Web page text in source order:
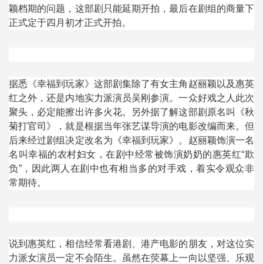
颖档期的问题，这部剧只能延期开拍，最后在剧组的商量下
正式定于四月初才正式开拍。
据悉《幸福到玩家》这部剧集除了有女主角赵丽颖以及惠英
红之外，还是内地实力派演员吴刚参演。一众好戏之人此次
聚头，必定能擦出许多火花。另外据了解这部剧原名叫《秋
菊打官司》，就是根据当年张艺谋导演的电影改编而来。但
后来经过剧组决定改名为《幸福到玩家》。赵丽颖饰演一名
名叫幸福的农村妇女，在剧中经常被饰演奶奶的惠英红“欺
负”，因此两人在剧中也有相当多的对手戏，着实令观众非
常期待。
说到惠英红，相信经常看港剧、港产电影的朋友，对这位实
力派女演员一定不会陌生。虽然在荧幕上一向以坚强、乐观